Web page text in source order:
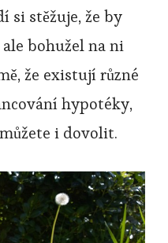
si stěžuje, že by
bohužel na ni
že existují různé
hypotéky,
i dovolit.